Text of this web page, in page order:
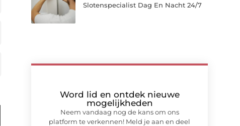
Slotenspecialist Dag En Nacht 24/7
Word lid en ontdek nieuwe
mogelijkheden
Neem vandaag nog de kans om ons
platform te verkennen! Meld je aan en deel